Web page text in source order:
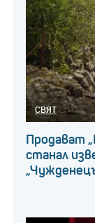
СВЯТ
Продават
станал